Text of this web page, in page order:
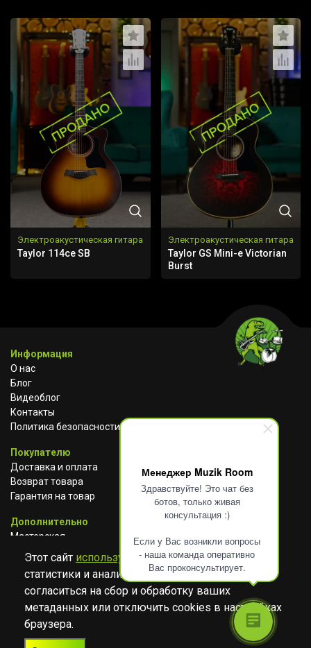
Менеджер Muzik Room
Здравствуйте! Это чат без
ботов, только живая
консультация :)
Если у Вас возникли вопросы
- наша команда оперативно
Вас проконсультирует.
Электроакустическая гитара
Taylor 114ce SB
Электроакустическая гитара
Taylor GS Mini-e Victorian
Burst
Информация
О нас
Блог
Видеоблог
Контакты
Политика безопасности
Покупателю
Доставка и оплата
Возврат товара
Гарантия на товар
Дополнительно
Мастерская
Сотрудничество
АВИТО
TELEGRAM
YOUTUBE
© Музыкальный магазин Muzik Room, 2023-2026
Этот сайт использует cookies для сбора
статистики и анализа работы сайта. Просим
согласиться на сбор и обработку ваших
метаданных или отключить cookies в настройках
браузера.